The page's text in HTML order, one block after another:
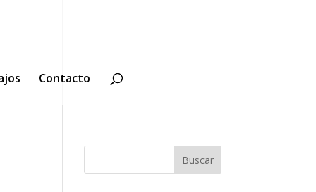
Contacto
Buscar